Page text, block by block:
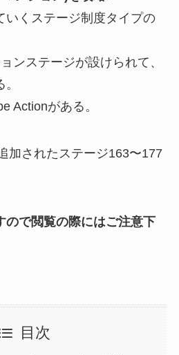
いくステージ制度タイプの
ンステージが設けられて、
Actionがある。
加されたステージ163〜177
ので閲覧の際にはご注意下
目次